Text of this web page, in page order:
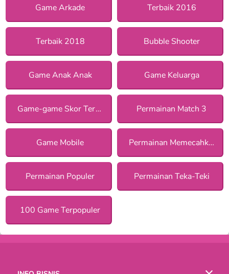
Game Arkade Terbaik 2016
Terbaik 2018 Bubble Shooter
Game Anak Anak Game Keluarga
Game-game Skor Tertinggi Permainan Match 3
Game Mobile Permainan Memecahkan Misteri
Permainan Populer Permainan Teka-Teki
100 Game Terpopuler